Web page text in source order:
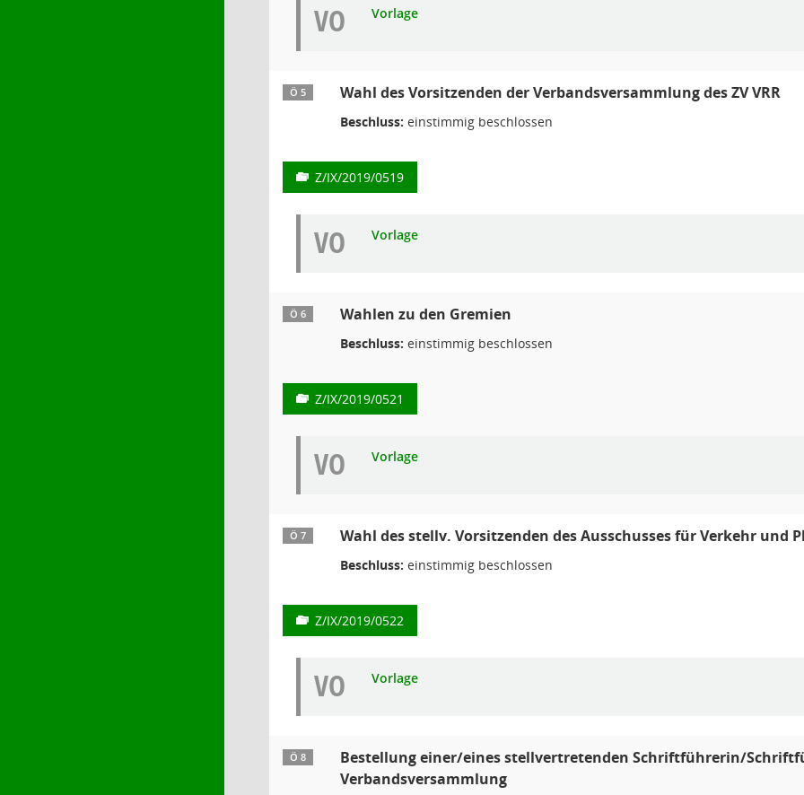
VO Vorlage
Ö 5 Wahl des Vorsitzenden der Verbandsversammlung des ZV VRR
Beschluss: einstimmig beschlossen
Z/IX/2019/0519
VO Vorlage
Ö 6 Wahlen zu den Gremien
Beschluss: einstimmig beschlossen
Z/IX/2019/0521
VO Vorlage
Ö 7 Wahl des stellv. Vorsitzenden des Ausschusses für Verkehr und
Beschluss: einstimmig beschlossen
Z/IX/2019/0522
VO Vorlage
Ö 8
Bestellung einer/eines stellvertretenden Schriftführerin/
Verbandsversammlung